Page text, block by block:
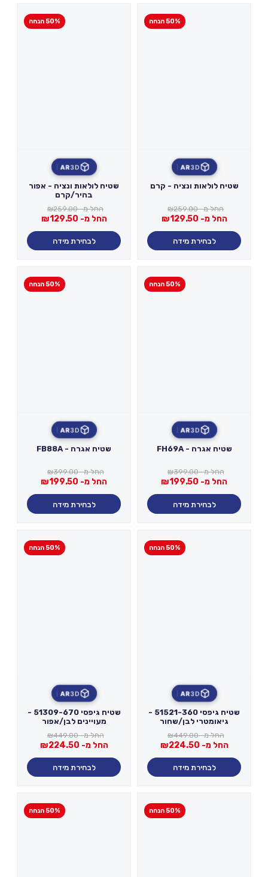
50% הנחה
3D
AR
שטיח לולאות ונציה - קרם
החל מ- ₪259.00
החל מ- ₪129.50
לבחירת מידה
50% הנחה
3D
AR
שטיח לולאות ונציה - אפור
בהיר/קרם
החל מ- ₪259.00
החל מ- ₪129.50
לבחירת מידה
50% הנחה
3D
AR
שטיח אגרה - FH69A
החל מ- ₪399.00
החל מ- ₪199.50
לבחירת מידה
50% הנחה
3D
AR
שטיח אגרה - FB88A
החל מ- ₪399.00
החל מ- ₪199.50
לבחירת מידה
50% הנחה
3D
AR
שטיח גיפסי 51521-360 -
גיאומטרי לבן/שחור
החל מ- ₪449.00
החל מ- ₪224.50
לבחירת מידה
50% הנחה
3D
AR
שטיח גיפסי 51309-670 -
מעויינים לבן/אפור
החל מ- ₪449.00
החל מ- ₪224.50
לבחירת מידה
50% הנחה 50% הנחה